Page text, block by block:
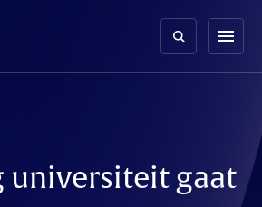
menu
universiteit gaat